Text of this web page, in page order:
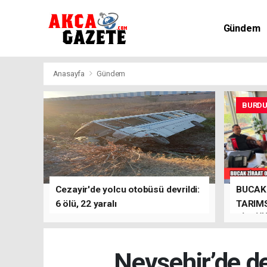
Gündem
Anasayfa Gündem
Cezayir'de yolcu otobüsü devrildi:
6 ölü, 22 yaralı